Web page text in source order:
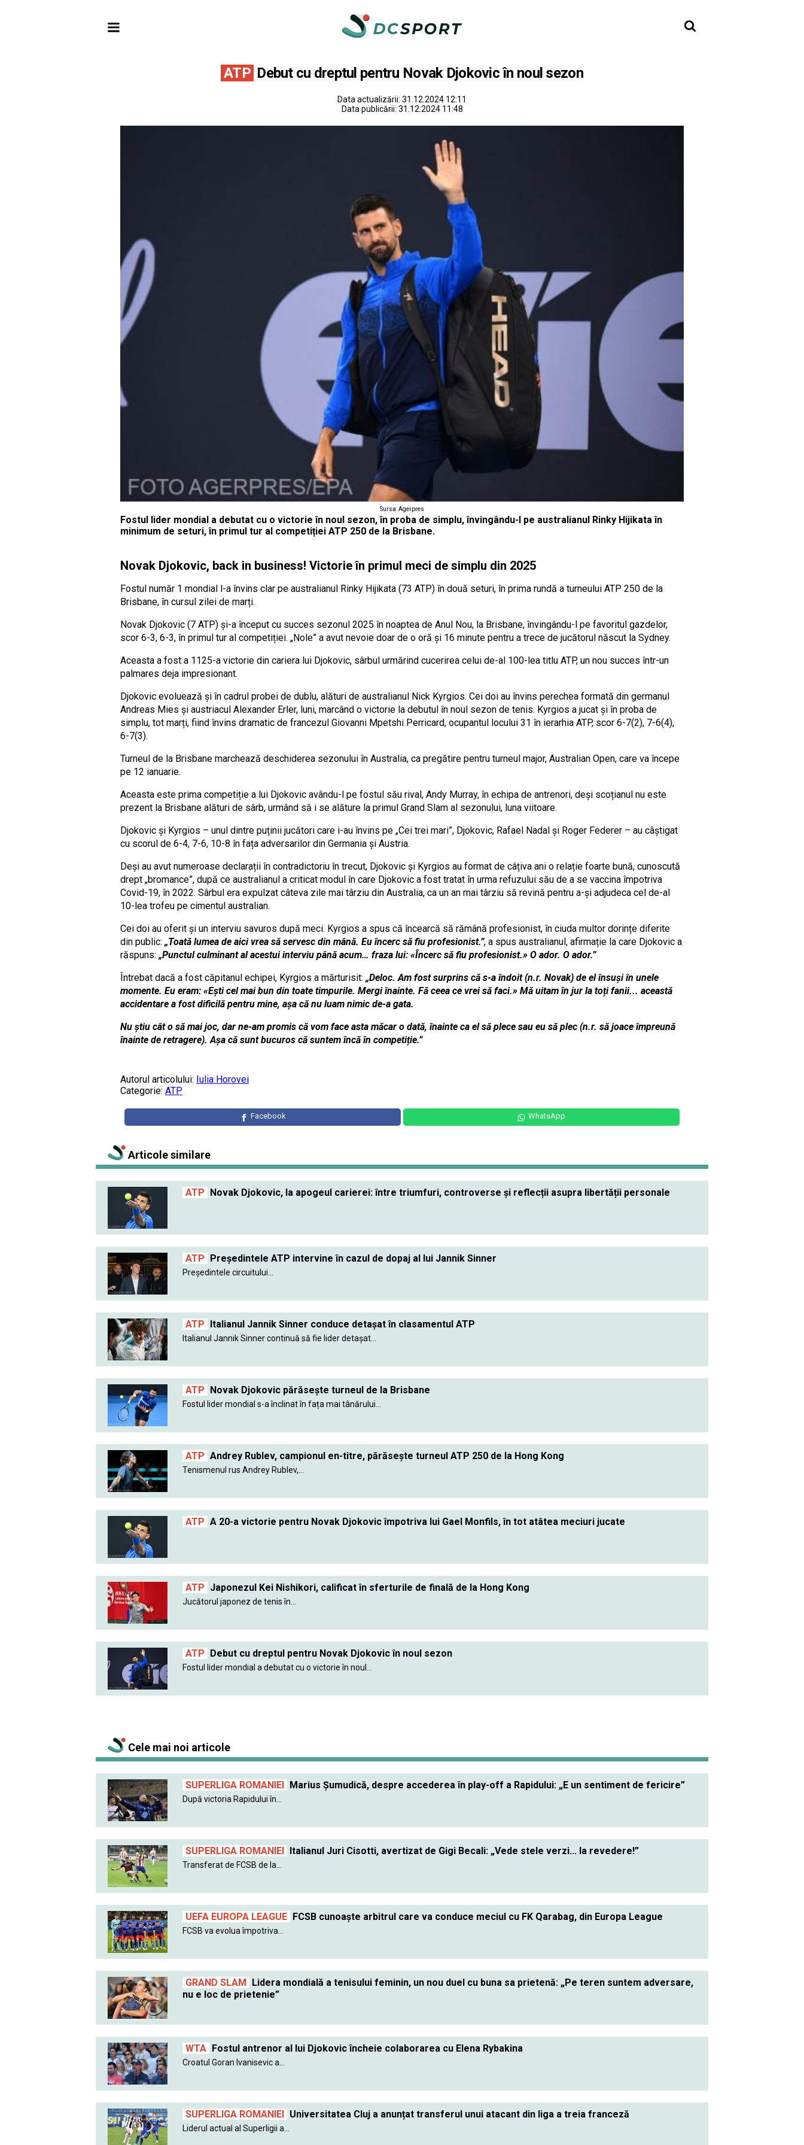
ATP Debut cu dreptul pentru Novak Djokovic în noul sezon
Data actualizării: 31.12.2024 12:11
Data publicării: 31.12.2024 11:48
Sursa: Agerpres
Fostul lider mondial a debutat cu o victorie în noul sezon, în proba de simplu, învingându-l pe australianul Rinky Hijikata în
minimum de seturi, în primul tur al competiției ATP 250 de la Brisbane.
Novak Djokovic, back in business! Victorie în primul meci de simplu din 2025
Fostul număr 1 mondial l-a învins clar pe australianul Rinky Hijikata (73 ATP) în două seturi, în prima rundă a turneului ATP 250 de la
Brisbane, în cursul zilei de marți.
Novak Djokovic (7 ATP) și-a început cu succes sezonul 2025 în noaptea de Anul Nou, la Brisbane, învingându-l pe favoritul gazdelor,
scor 6-3, 6-3, în primul tur al competiției. „Nole” a avut nevoie doar de o oră și 16 minute pentru a trece de jucătorul născut la Sydney.
Aceasta a fost a 1125-a victorie din cariera lui Djokovic, sârbul urmărind cucerirea celui de-al 100-lea titlu ATP, un nou succes într-un
palmares deja impresionant.
Djokovic evoluează și în cadrul probei de dublu, alături de australianul Nick Kyrgios. Cei doi au învins perechea formată din germanul
Andreas Mies și austriacul Alexander Erler, luni, marcând o victorie la debutul în noul sezon de tenis. Kyrgios a jucat și în proba de
simplu, tot marți, fiind învins dramatic de francezul Giovanni Mpetshi Perricard, ocupantul locului 31 în ierarhia ATP, scor 6-7(2), 7-6(4),
6-7(3).
Turneul de la Brisbane marchează deschiderea sezonului în Australia, ca pregătire pentru turneul major, Australian Open, care va începe
pe 12 ianuarie.
Aceasta este prima competiție a lui Djokovic avându-l pe fostul său rival, Andy Murray, în echipa de antrenori, deși scoțianul nu este
prezent la Brisbane alături de sârb, urmând să i se alăture la primul Grand Slam al sezonului, luna viitoare.
Djokovic și Kyrgios – unul dintre puținii jucători care i-au învins pe „Cei trei mari”, Djokovic, Rafael Nadal și Roger Federer – au câștigat
cu scorul de 6-4, 7-6, 10-8 în fața adversarilor din Germania și Austria.
Deși au avut numeroase declarații în contradictoriu în trecut, Djokovic și Kyrgios au format de câțiva ani o relație foarte bună, cunoscută
drept „bromance”, după ce australianul a criticat modul în care Djokovic a fost tratat în urma refuzului său de a se vaccina împotriva
Covid-19, în 2022. Sârbul era expulzat câteva zile mai târziu din Australia, ca un an mai târziu să revină pentru a-și adjudeca cel de-al
10-lea trofeu pe cimentul australian.
Cei doi au oferit și un interviu savuros după meci. Kyrgios a spus că încearcă să rămână profesionist, în ciuda multor dorințe diferite
din public: „Toată lumea de aici vrea să servesc din mână. Eu încerc să fiu profesionist.”, a spus australianul, afirmație la care Djokovic a
răspuns: „Punctul culminant al acestui interviu până acum… fraza lui: «Încerc să fiu profesionist.» O ador. O ador.”
Întrebat dacă a fost căpitanul echipei, Kyrgios a mărturisit: „Deloc. Am fost surprins că s-a îndoit (n.r. Novak) de el însuși în unele
momente. Eu eram: «Ești cel mai bun din toate timpurile. Mergi înainte. Fă ceea ce vrei să faci.» Mă uitam în jur la toți fanii... această
accidentare a fost dificilă pentru mine, așa că nu luam nimic de-a gata.
Nu știu cât o să mai joc, dar ne-am promis că vom face asta măcar o dată, înainte ca el să plece sau eu să plec (n.r. să joace împreună
înainte de retragere). Așa că sunt bucuros că suntem încă în competiție.”
Autorul articolului: Iulia Horovei
Categorie: ATP
Facebook WhatsApp
Articole similare
ATP Novak Djokovic, la apogeul carierei: între triumfuri, controverse și reflecții asupra libertății personale
ATP Preşedintele ATP intervine în cazul de dopaj al lui Jannik Sinner
Preşedintele circuitului...
ATP Italianul Jannik Sinner conduce detașat în clasamentul ATP
Italianul Jannik Sinner continuă să fie lider detașat...
ATP Novak Djokovic părăsește turneul de la Brisbane
Fostul lider mondial s-a înclinat în fața mai tânărului...
ATP Andrey Rublev, campionul en-titre, părăsește turneul ATP 250 de la Hong Kong
Tenismenul rus Andrey Rublev,...
ATP A 20-a victorie pentru Novak Djokovic împotriva lui Gael Monfils, în tot atâtea meciuri jucate
ATP Japonezul Kei Nishikori, calificat în sferturile de finală de la Hong Kong
Jucătorul japonez de tenis în...
ATP Debut cu dreptul pentru Novak Djokovic în noul sezon
Fostul lider mondial a debutat cu o victorie în noul...
Cele mai noi articole
SUPERLIGA ROMANIEI Marius Șumudică, despre accederea în play-off a Rapidului: „E un sentiment de fericire”
După victoria Rapidului în...
SUPERLIGA ROMANIEI Italianul Juri Cisotti, avertizat de Gigi Becali: „Vede stele verzi... la revedere!”
Transferat de FCSB de la...
UEFA EUROPA LEAGUE FCSB cunoaște arbitrul care va conduce meciul cu FK Qarabag, din Europa League
FCSB va evolua împotriva...
GRAND SLAM Lidera mondială a tenisului feminin, un nou duel cu buna sa prietenă: „Pe teren suntem adversare,
nu e loc de prietenie”
WTA Fostul antrenor al lui Djokovic încheie colaborarea cu Elena Rybakina
Croatul Goran Ivanisevic a...
SUPERLIGA ROMANIEI Universitatea Cluj a anunțat transferul unui atacant din liga a treia franceză
Liderul actual al Superligii a...